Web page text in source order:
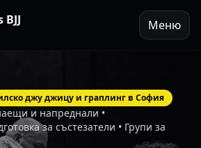
Меню
джу джицу и граплинг в София
и напреднали •
за състезатели • Групи за